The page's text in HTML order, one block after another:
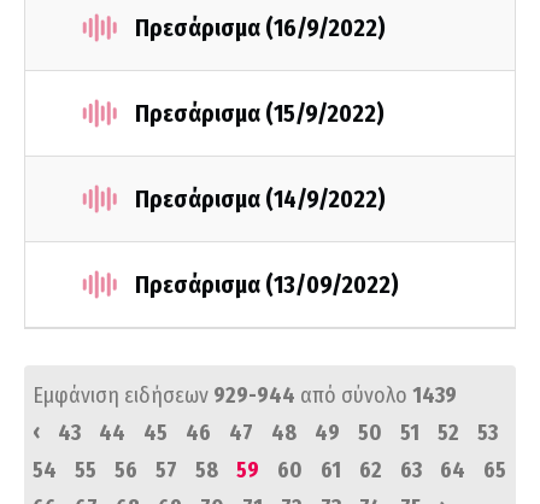
Πρεσάρισμα (16/9/2022)
Πρεσάρισμα (15/9/2022)
Πρεσάρισμα (14/9/2022)
Πρεσάρισμα (13/09/2022)
Εμφάνιση ειδήσεων 929-944 από σύνολο 1439
‹
43 44 45 46 47 48 49 50 51 52
53
54
55 56 57 58 59 60 61 62 63 64
65